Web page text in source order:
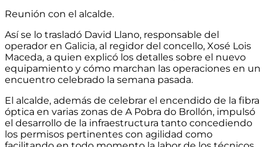
Reunión con el alcalde.
Así se lo trasladó David Llano, responsable del
operador en Galicia, al regidor del concello, Xosé Lois
Maceda, a quien explicó los detalles sobre el nuevo
equipamiento y cómo marchan las operaciones en un
encuentro celebrado la semana pasada.
El alcalde, además de celebrar el encendido de la fibra
óptica en varias zonas de A Pobra do Brollón, impulsó
el desarrollo de la infraestructura tanto concediendo
los permisos pertinentes con agilidad como